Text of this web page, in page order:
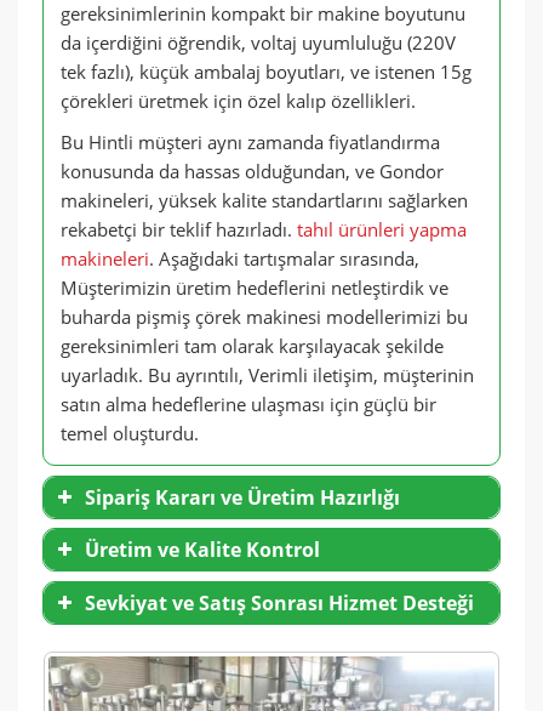
gereksinimlerinin kompakt bir makine boyutunu
da içerdiğini öğrendik, voltaj uyumluluğu (220V
tek fazlı), küçük ambalaj boyutları, ve istenen 15g
çörekleri üretmek için özel kalıp özellikleri.
Bu Hintli müşteri aynı zamanda fiyatlandırma
konusunda da hassas olduğundan, ve Gondor
makineleri, yüksek kalite standartlarını sağlarken
rekabetçi bir teklif hazırladı. tahıl ürünleri yapma
makineleri. Aşağıdaki tartışmalar sırasında,
Müşterimizin üretim hedeflerini netleştirdik ve
buharda pişmiş çörek makinesi modellerimizi bu
gereksinimleri tam olarak karşılayacak şekilde
uyarladık. Bu ayrıntılı, Verimli iletişim, müşterinin
satın alma hedeflerine ulaşması için güçlü bir
temel oluşturdu.
Sipariş Kararı ve Üretim Hazırlığı
Üretim ve Kalite Kontrol
Sevkiyat ve Satış Sonrası Hizmet Desteği